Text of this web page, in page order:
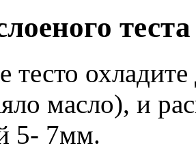
теста
тесто
масло), и
5- 7мм.